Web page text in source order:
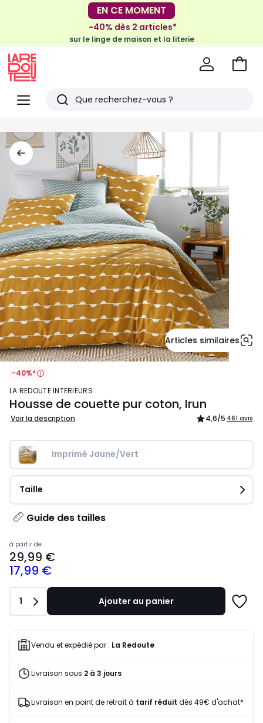
-30€ tous les 100€*
sur le meuble & la déco
EN CE MOMENT
-40% dès 2 articles*
sur le linge de maison et la literie
Menu
Redoute
Rechercher
articles
vus
Voir
Articles similaires
-40%*
LA REDOUTE INTERIEURS
Housse de couette pur coton, Irun
Voir la description 4,6/5 461 avis
Imprimé Jaune/Vert
Taille
Guide des tailles
Prix
à
partir
souscrivez
notre
programme
payer
place
à partir de
17,99 €
29,99 €
Quantité
1 Ajouter au panier
Vendu et expédié par : La Redoute
Livraison sous 2 à 3 jours
Livraison en point de retrait à tarif réduit dès 49€ d'achat*